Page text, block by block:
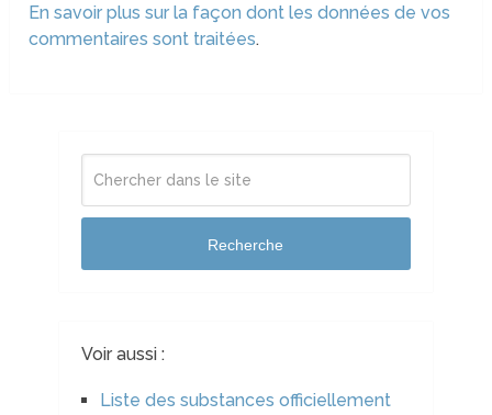
En savoir plus sur la façon dont les données de vos
commentaires sont traitées.
Recherche
Voir aussi :
Liste des substances officiellement